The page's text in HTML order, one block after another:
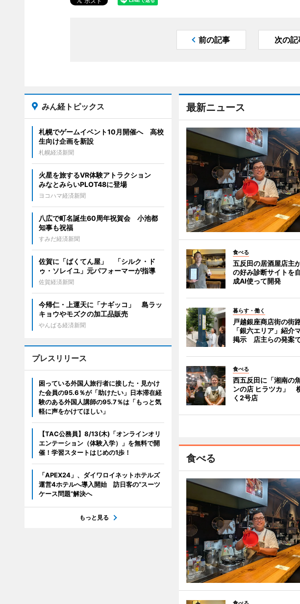
前の記事 次の記
最新ニュース
食べる
五反田の居酒屋店主
の好み診断サイトを
成AI使って開発
暮らす・働く
戸越銀座商店街の街
「銀六エリア」紹介
掲示 店主らの発案
食べる
西五反田に「湘南の
ンの店 ヒラツカ」
く2号店
食べる
みん経トピックス
札幌でゲームイベント10月開催へ 高校
生向け企画を新設
札幌経済新聞
火星を旅するVR体験アトラクション
みなとみらいPLOT48に登場
ヨコハマ経済新聞
八広で町名誕生60周年祝賀会 小池都
知事も祝福
すみだ経済新聞
佐賀に「ばくてん屋」 「シルク・ド
ゥ・ソレイユ」元パフォーマーが指導
佐賀経済新聞
今帰仁・上運天に「ナギッコ」 島ラッ
キョウやモズクの加工品販売
やんばる経済新聞
プレスリリース
困っている外国人旅行者に接した・見かけ
た会員の95.6％が「助けたい」日本滞在経
験のある外国人講師の95.7％は「もっと気
軽に声をかけてほしい」
【TAC公務員】8/13(木)「オンラインオリ
エンテーション（体験入学）」を無料で開
催！学習スタートはじめの1歩！
「APEX24」、ダイワロイネットホテルズ
運営4ホテルへ導入開始 訪日客の“スーツ
ケース問題”解決へ
もっと見る